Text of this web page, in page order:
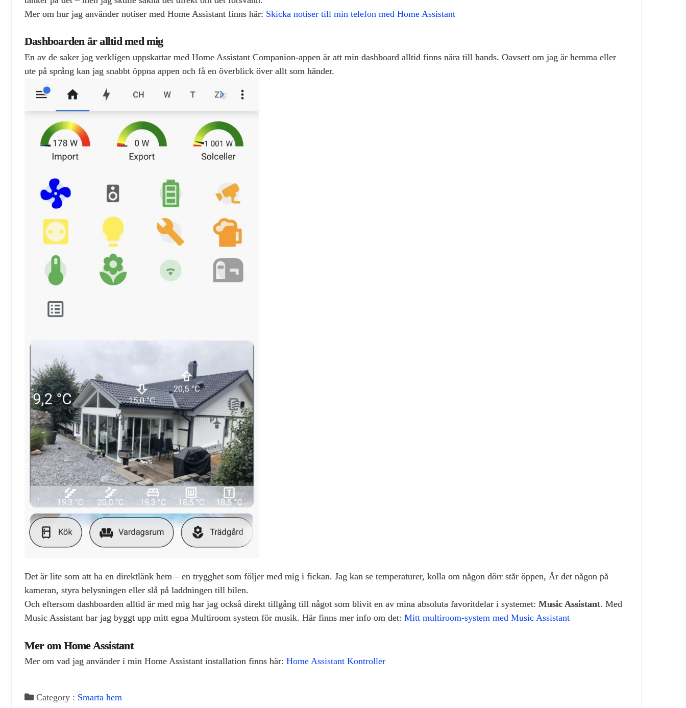
Mer om hur jag använder notiser med Home Assistant finns här: Skicka notiser till min telefon med Home Assistant
Dashboarden är alltid med mig
En av de saker jag verkligen uppskattar med Home Assistant Companion‑appen är att min dashboard alltid finns nära till hands. Oavsett om jag är hemma eller
ute på språng kan jag snabbt öppna appen och få en överblick över allt som händer.
Det är lite som att ha en direktlänk hem – en trygghet som följer med mig i fickan. Jag kan se temperaturer, kolla om någon dörr står öppen, Är det någon på
kameran, styra belysningen eller slå på laddningen till bilen.
Och eftersom dashboarden alltid är med mig har jag också direkt tillgång till något som blivit en av mina absoluta favoritdelar i systemet: Music Assistant. Med
Music Assistant har jag byggt upp mitt egna Multiroom system för musik. Här finns mer info om det: Mitt multiroom‑system med Music Assistant
Mer om Home Assistant
Mer om vad jag använder i min Home Assistant installation finns här: Home Assistant Kontroller
Category : Smarta hem